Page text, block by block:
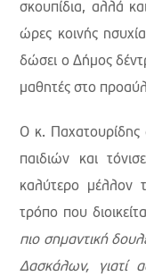
σκουπίδια, αλλά
ώρες κοινής
δώσει ο Δήμος
μαθητές στο
Ο κ. Παχατουρίδης
παιδιών και
καλύτερο μέλλον
τρόπο που
πιο σημαντική
Δασκάλων, γιατί